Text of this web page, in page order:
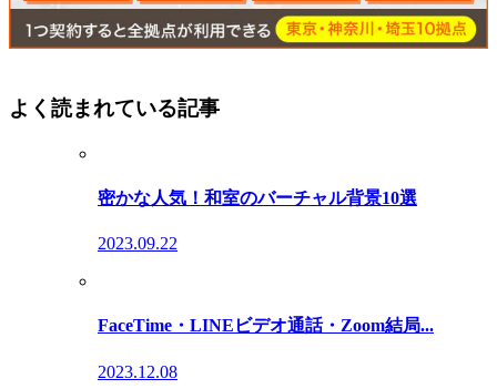
よく読まれている記事
密かな人気！和室のバーチャル背景10選
2023.09.22
FaceTime・LINEビデオ通話・Zoom結局...
2023.12.08